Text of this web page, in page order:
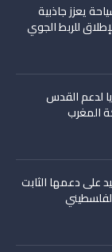
يعزز جاذبية
للربط الجوي
لدعم القدس
المغرب
على دعمها الثابت